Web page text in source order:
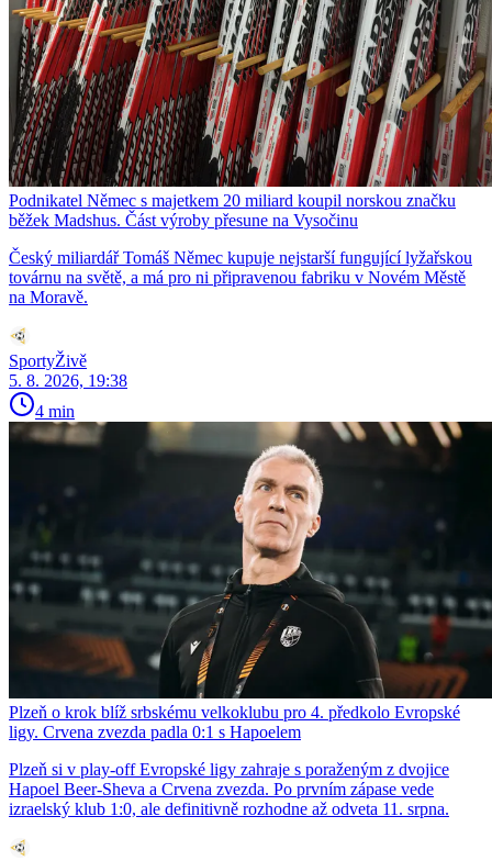
Podnikatel Němec s majetkem 20 miliard koupil norskou značku
běžek Madshus. Část výroby přesune na Vysočinu
Český miliardář Tomáš Němec kupuje nejstarší fungující lyžařskou
továrnu na světě, a má pro ni připravenou fabriku v Novém Městě
na Moravě.
SportyŽivě
5. 8. 2026, 19:38
4 min
Plzeň o krok blíž srbskému velkoklubu pro 4. předkolo Evropské
ligy. Crvena zvezda padla 0:1 s Hapoelem
Plzeň si v play-off Evropské ligy zahraje s poraženým z dvojice
Hapoel Beer-Sheva a Crvena zvezda. Po prvním zápase vede
izraelský klub 1:0, ale definitivně rozhodne až odveta 11. srpna.